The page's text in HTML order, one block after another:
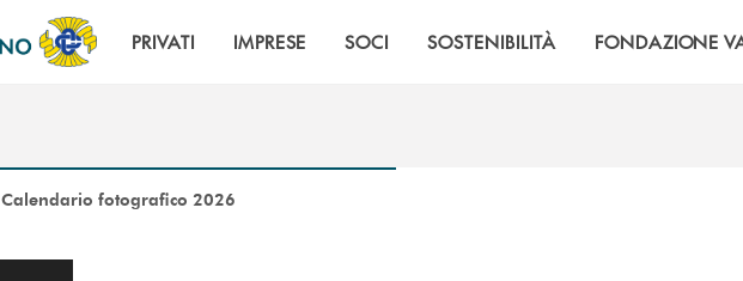
PRIVATI IMPRESE SOCI SOSTENIBILITÀ FONDAZIONE
Calendario fotografico 2026